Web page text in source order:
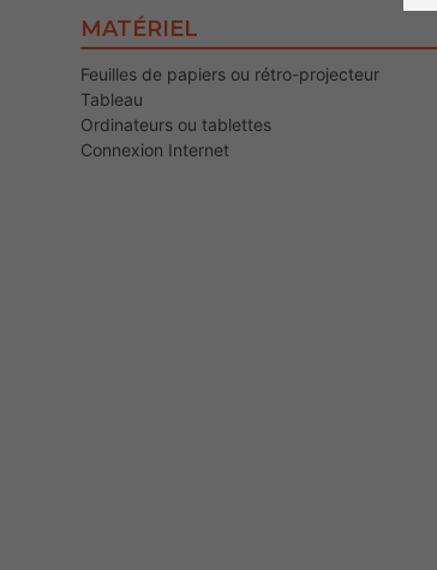
MATÉRIEL
Feuilles de papiers ou rétro-projecteur
Tableau
Ordinateurs ou tablettes
Connexion Internet